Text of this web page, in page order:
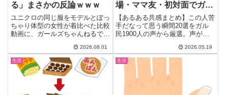
る」まさかの反論ｗｗｗ
ユニクロの同じ服をモデルとぽっ
ちゃり体型の女性が着比べた比較
動画に、ガールズちゃんねるで
モデルは参考にならない」「産後
のお腹には右の方が参考になる」
など本音が続出し、最後は服屋へ
の逆転の発想という提案で着地し
た。あなたはモデルと店員さん、
どちらのコーデを参考にする派？
2026.08.01
場・ママ友・初対面でガル
民が感じた危険信号
【あるある共感まとめ】この人苦
手だなって思う瞬間20選をガル
民1900人の声から厳選。声が大
馴れしい・男の前で変わる…
30〜50代女性が思わず頷く危険
信号をパターン別に整理。職場・
ママ友・初対面のシーン別にまと
めました。
2026.05.19
生活 生活